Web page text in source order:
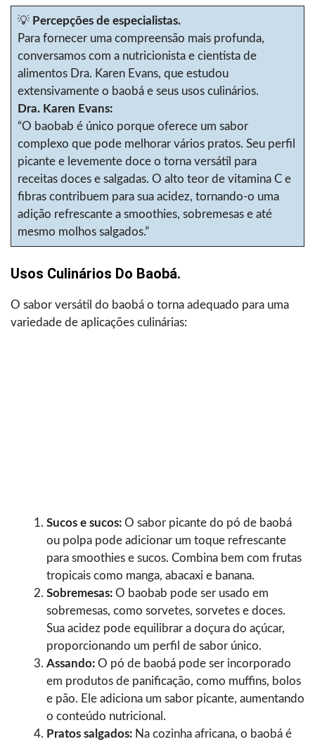
💡 Percepções de especialistas.
Para fornecer uma compreensão mais profunda,
conversamos com a nutricionista e cientista de
alimentos Dra. Karen Evans, que estudou
extensivamente o baobá e seus usos culinários.
Dra. Karen Evans:
“O baobab é único porque oferece um sabor
complexo que pode melhorar vários pratos. Seu perfil
picante e levemente doce o torna versátil para
receitas doces e salgadas. O alto teor de vitamina C e
fibras contribuem para sua acidez, tornando-o uma
adição refrescante a smoothies, sobremesas e até
mesmo molhos salgados.”
Usos Culinários Do Baobá.
O sabor versátil do baobá o torna adequado para uma
variedade de aplicações culinárias:
Sucos e sucos: O sabor picante do pó de baobá
ou polpa pode adicionar um toque refrescante
para smoothies e sucos. Combina bem com frutas
tropicais como manga, abacaxi e banana.
Sobremesas: O baobab pode ser usado em
sobremesas, como sorvetes, sorvetes e doces.
Sua acidez pode equilibrar a doçura do açúcar,
proporcionando um perfil de sabor único.
Assando: O pó de baobá pode ser incorporado
em produtos de panificação, como muffins, bolos
e pão. Ele adiciona um sabor picante, aumentando
o conteúdo nutricional.
Pratos salgados: Na cozinha africana, o baobá é